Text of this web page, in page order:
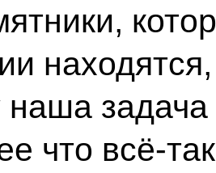
наша задача
что